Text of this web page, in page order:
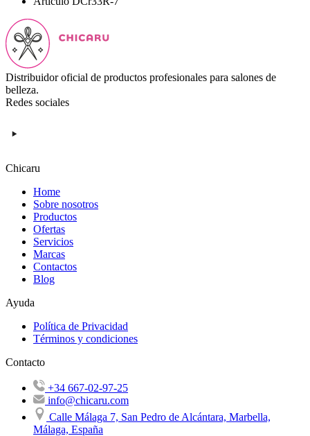
Distribuidor oficial de productos profesionales para salones de
belleza.
Redes sociales
Chicaru
Home
Sobre nosotros
Productos
Ofertas
Servicios
Marcas
Contactos
Blog
Ayuda
Política de Privacidad
Términos y condiciones
Contacto
+34 667-02-97-25
info@chicaru.com
Calle Málaga 7, San Pedro de Alcántara, Marbella,
Málaga, España